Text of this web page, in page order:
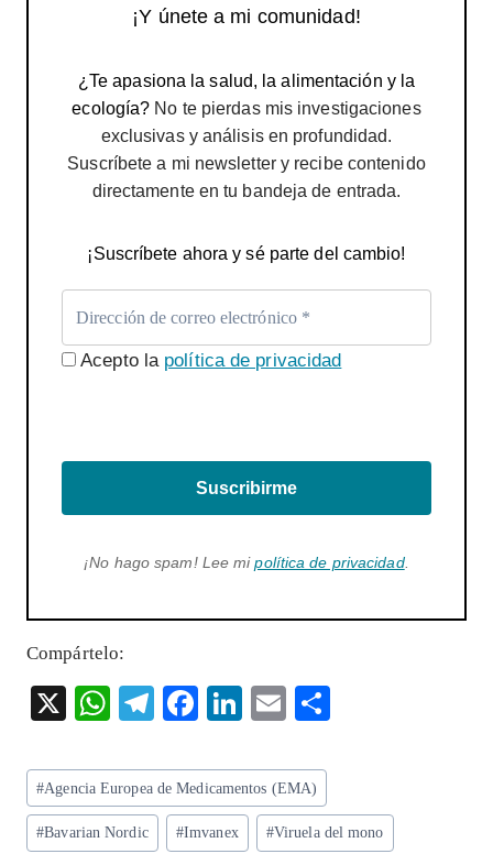
¡Y únete a mi comunidad!
¿Te apasiona la salud, la alimentación y la
ecología? No te pierdas mis investigaciones
exclusivas y análisis en profundidad.
Suscríbete a mi newsletter y recibe contenido
directamente en tu bandeja de entrada.
¡Suscríbete ahora y sé parte del cambio!
Acepto la política de privacidad
Suscribirme
¡No hago spam! Lee mipolítica de privacidad.
Compártelo:
X
W
ts
A
p
T
eg
ra
m
F
eb
o
o
Li
ke
dI
n
E
ai
l
Etiquetas
de
la
#Agencia Europea de Medicamentos (EMA)
#Bavarian Nordic #Imvanex #Viruela del mono